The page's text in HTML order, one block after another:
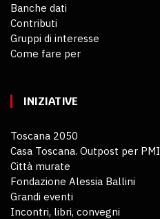
Banche dati
Contributi
Gruppi di interesse
Come fare per
INIZIATIVE
Toscana 2050
Casa Toscana. Outpost per PMI
Città murate
Fondazione Alessia Ballini
Grandi eventi
Incontri, libri, convegni